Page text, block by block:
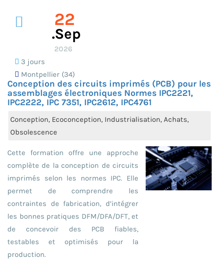
22
.sep
2026
3 jours
Montpellier (34)
Conception des circuits imprimés (PCB) pour les
assemblages électroniques Normes IPC2221,
IPC2222, IPC 7351, IPC2612, IPC4761
Conception, Ecoconception, Industrialisation, Achats,
Obsolescence
Cette formation offre une approche
complète de la conception de circuits
imprimés selon les normes IPC. Elle
permet de comprendre les
contraintes de fabrication, d’intégrer
les bonnes pratiques DFM/DFA/DFT, et
de concevoir des PCB fiables,
testables et optimisés pour la
production.